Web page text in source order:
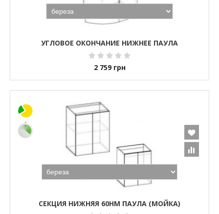
УГЛОВОЕ ОКОНЧАНИЕ НИЖНЕЕ ПАУЛА
2 759 грн
СЕКЦИЯ НИЖНЯЯ 60НМ ПАУЛА (МОЙКА)